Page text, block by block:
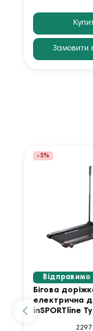
Замовити
-5%
Відправимо
Бігова
електрична
inSPORTline